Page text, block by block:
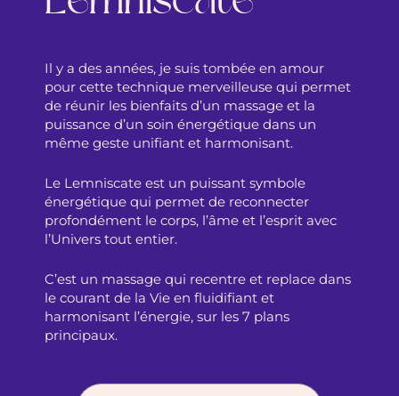
Il y a des années, je suis tombée en amour
pour cette technique merveilleuse qui permet
de réunir les bienfaits d’un massage et la
puissance d’un soin énergétique dans un
même geste unifiant et harmonisant.
Le Lemniscate est un puissant symbole
énergétique qui permet de reconnecter
profondément le corps, l’âme et l’esprit avec
l’Univers tout entier.
​C’est un massage qui recentre et replace dans
le courant de la Vie en fluidifiant et
harmonisant l’énergie, sur les 7 plans
principaux.